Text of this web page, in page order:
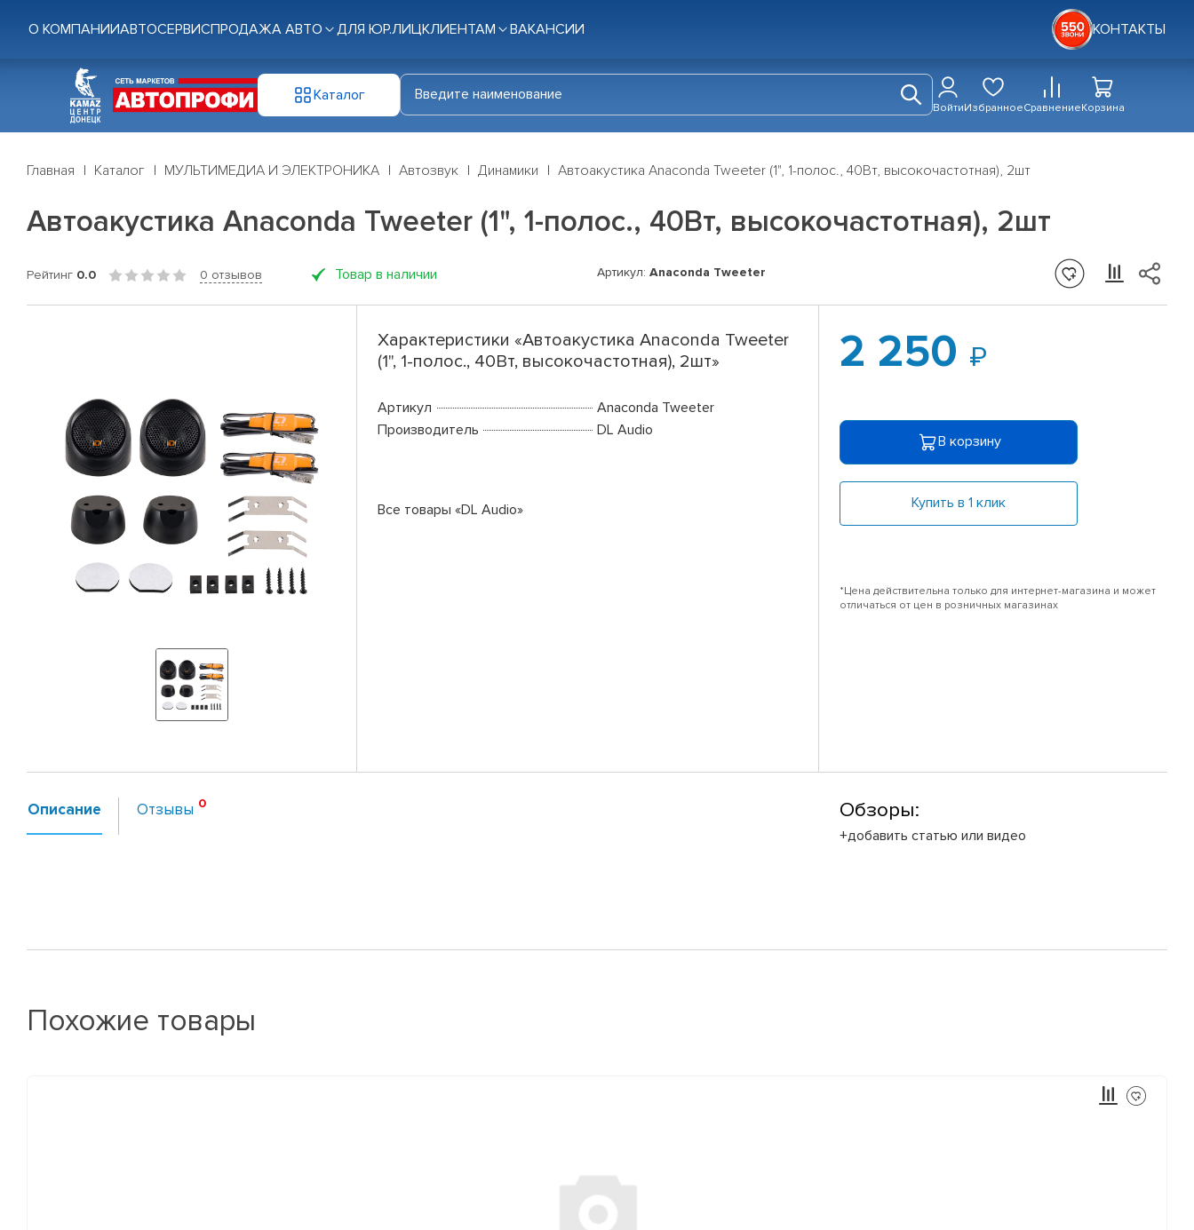
О КОМПАНИИАВТОСЕРВИСПРОДАЖА АВТО ДЛЯ ЮР.ЛИЦКЛИЕНТАМ ВАКАНСИИ КОНТАКТЫ
Каталог
ВойтиИзбранноеСравнениеКорзина
Главная Каталог МУЛЬТИМЕДИА И ЭЛЕКТРОНИКА Автозвук Динамики Автоакустика Anaconda Tweeter (1", 1-полос., 40Вт, высокочастотная), 2шт
Автоакустика Anaconda Tweeter (1", 1-полос., 40Вт, высокочастотная), 2шт
Рейтинг 0.0 0 отзывов Товар в наличии Артикул: Anaconda Tweeter
Характеристики «Автоакустика Anaconda Tweeter
(1", 1-полос., 40Вт, высокочастотная), 2шт»
Артикул
Anaconda Tweeter
Производитель
DL Audio
Все товары «DL Audio»
2 250
В корзину
Купить в 1 клик
*Цена действительна только для интернет-магазина и может
отличаться от цен в розничных магазинах
Описание Отзывы Обзоры:
+добавить статью или видео
Похожие товары